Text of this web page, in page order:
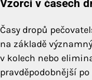
Vzorci v časech
Časy dropů
na základě
v kolech nebo
pravděpodobnější